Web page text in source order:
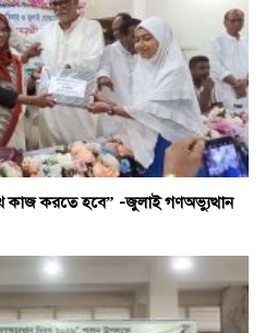
কাজ করতে হবে” -জুলাই গণঅভ্যুত্থান